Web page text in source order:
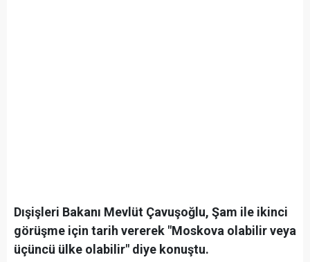
Dışişleri Bakanı Mevlüt Çavuşoğlu, Şam ile ikinci
görüşme için tarih vererek "Moskova olabilir veya
üçüncü ülke olabilir" diye konuştu.